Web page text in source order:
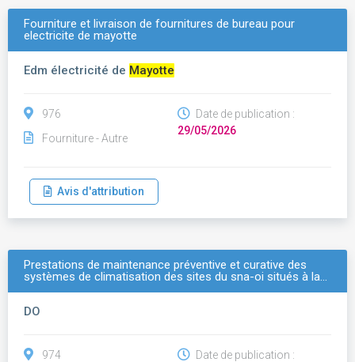
Fourniture et livraison de fournitures de bureau pour
electricite de mayotte
Edm électricité de Mayotte
976
Fourniture - Autre
Date de publication :
29/05/2026
Avis d'attribution
Prestations de maintenance préventive et curative des
systèmes de climatisation des sites du sna-oi situés à la…
DO
974
Date de publication :